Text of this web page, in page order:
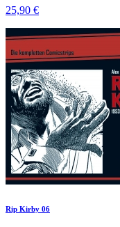
25,90 €
Rip Kirby 06